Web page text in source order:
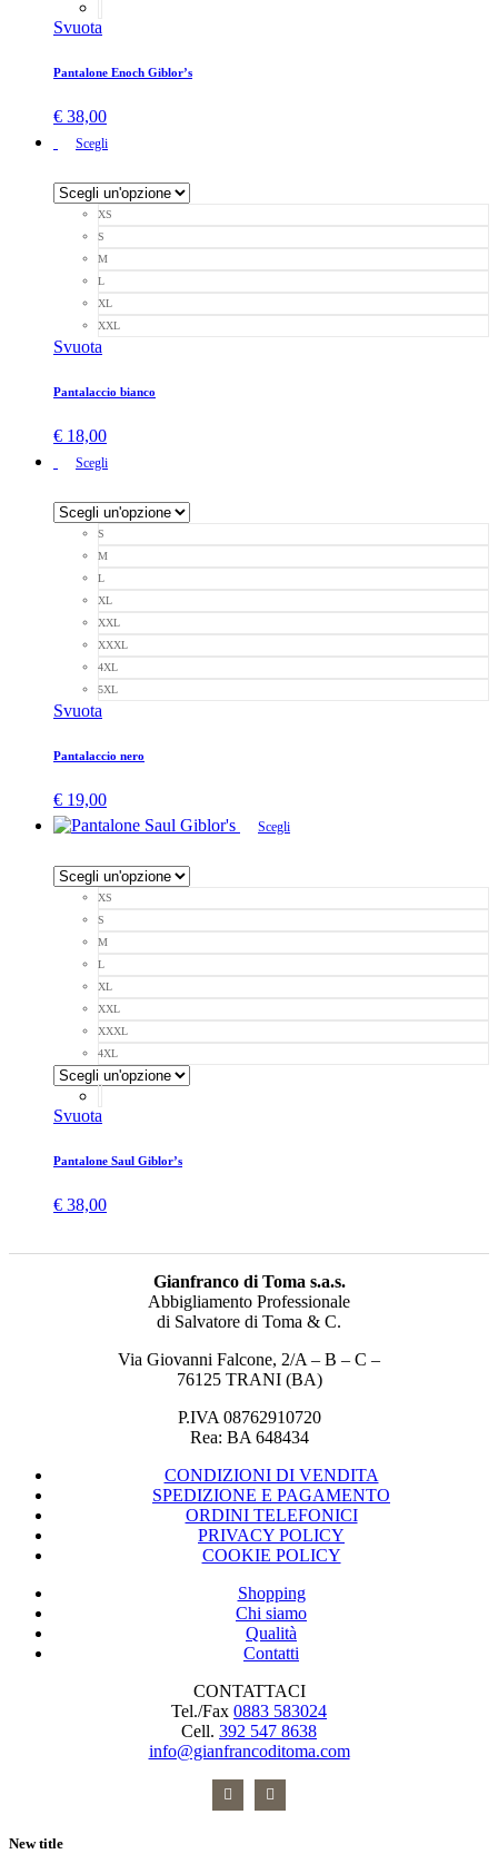
Svuota
Pantalone Enoch Giblor’s
€ 38,00
Scegli
XS
S
M
L
XL
XXL
Svuota
Pantalaccio bianco
€ 18,00
Scegli
S
M
L
XL
XXL
XXXL
4XL
5XL
Svuota
Pantalaccio nero
€ 19,00
Scegli
XS
S
M
L
XL
XXL
XXXL
4XL
Svuota
Pantalone Saul Giblor’s
€ 38,00
Gianfranco di Toma s.a.s.
Abbigliamento Professionale
di Salvatore di Toma & C.
Via Giovanni Falcone, 2/A – B – C –
76125 TRANI (BA)
P.IVA 08762910720
Rea: BA 648434
CONDIZIONI DI VENDITA
SPEDIZIONE E PAGAMENTO
ORDINI TELEFONICI
PRIVACY POLICY
COOKIE POLICY
Shopping
Chi siamo
Qualità
Contatti
CONTATTACI
Tel./Fax 0883 583024
Cell. 392 547 8638
info@gianfrancoditoma.com
New title